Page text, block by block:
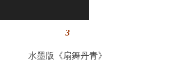
3
水墨版《扇舞丹青》